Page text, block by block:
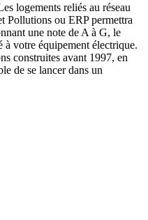
logements reliés au réseau
Pollutions ou ERP permettra
une note de A à G, le
à votre équipement électrique.
construites avant 1997, en
de se lancer dans un